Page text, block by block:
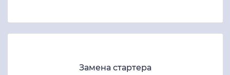
Замена стартера